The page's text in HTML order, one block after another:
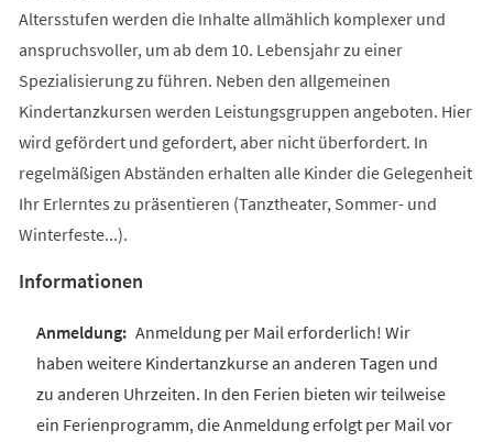
Altersstufen werden die Inhalte allmählich komplexer und
anspruchsvoller, um ab dem 10. Lebensjahr zu einer
Spezialisierung zu führen. Neben den allgemeinen
Kindertanzkursen werden Leistungsgruppen angeboten. Hier
wird gefördert und gefordert, aber nicht überfordert. In
regelmäßigen Abständen erhalten alle Kinder die Gelegenheit
Ihr Erlerntes zu präsentieren (Tanztheater, Sommer- und
Winterfeste...).
Informationen
Anmeldung per Mail erforderlich! Wir
haben weitere Kindertanzkurse an anderen Tagen und
zu anderen Uhrzeiten. In den Ferien bieten wir teilweise
ein Ferienprogramm, die Anmeldung erfolgt per Mail vor